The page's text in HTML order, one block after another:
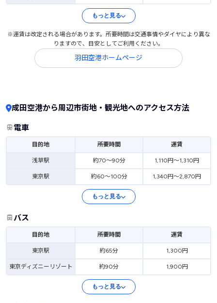
もっと見る
※運賃は改定される場合があります。所要時間は交通事情やダイヤにより異な
りますので、目安としてご利用ください。
羽田空港ホームページ
成田空港から周辺市街地・観光地へのアクセス方法
電車
目的地 所要時間 運賃
浅草駅 約70～90分 1,110円～1,310円
東京駅 約60～100分 1,340円～2,870円
もっと見る
バス
目的地 所要時間 運賃
東京駅 約65分 1,300円
東京ディズニーリゾート 約90分 1,900円
もっと見る